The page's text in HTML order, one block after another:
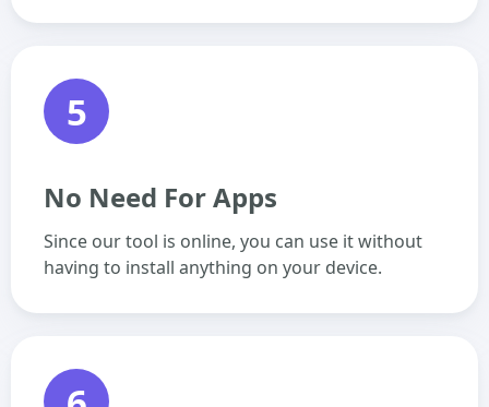
5
No Need For Apps
Since our tool is online, you can use it without
having to install anything on your device.